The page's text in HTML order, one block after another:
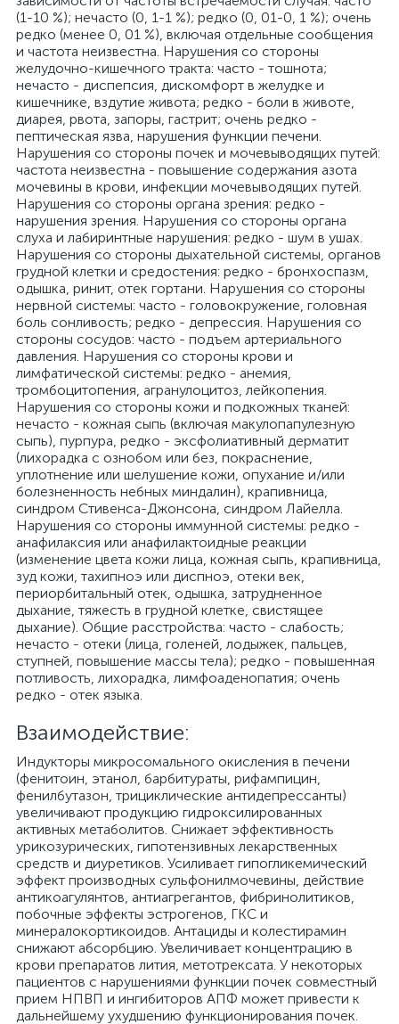
(1-10 %); нечасто (0, 1-1 %); редко (0, 01-0, 1 %); очень
редко (менее 0, 01 %), включая отдельные сообщения
и частота неизвестна. Нарушения со стороны
желудочно-кишечного тракта: часто - тошнота;
нечасто - диспепсия, дискомфорт в желудке и
кишечнике, вздутие живота; редко - боли в животе,
диарея, рвота, запоры, гастрит; очень редко -
пептическая язва, нарушения функции печени.
Нарушения со стороны почек и мочевыводящих путей:
частота неизвестна - повышение содержания азота
мочевины в крови, инфекции мочевыводящих путей.
Нарушения со стороны органа зрения: редко -
нарушения зрения. Нарушения со стороны органа
слуха и лабиринтные нарушения: редко - шум в ушах.
Нарушения со стороны дыхательной системы, органов
грудной клетки и средостения: редко - бронхоспазм,
одышка, ринит, отек гортани. Нарушения со стороны
нервной системы: часто - головокружение, головная
боль сонливость; редко - депрессия. Нарушения со
стороны сосудов: часто - подъем артериального
давления. Нарушения со стороны крови и
лимфатической системы: редко - анемия,
тромбоцитопения, агранулоцитоз, лейкопения.
Нарушения со стороны кожи и подкожных тканей:
нечасто - кожная сыпь (включая макулопапулезную
сыпь), пурпура, редко - эксфолиативный дерматит
(лихорадка с ознобом или без, покраснение,
уплотнение или шелушение кожи, опухание и/или
болезненность небных миндалин), крапивница,
синдром Стивенса-Джонсона, синдром Лайелла.
Нарушения со стороны иммунной системы: редко -
анафилаксия или анафилактоидные реакции
(изменение цвета кожи лица, кожная сыпь, крапивница,
зуд кожи, тахипноэ или диспноэ, отеки век,
периорбитальный отек, одышка, затрудненное
дыхание, тяжесть в грудной клетке, свистящее
дыхание). Общие расстройства: часто - слабость;
нечасто - отеки (лица, голеней, лодыжек, пальцев,
ступней, повышение массы тела); редко - повышенная
потливость, лихорадка, лимфоаденопатия; очень
редко - отек языка.
Взаимодействие:
Индукторы микросомального окисления в печени
(фенитоин, этанол, барбитураты, рифампицин,
фенилбутазон, трициклические антидепрессанты)
увеличивают продукцию гидроксилированных
активных метаболитов. Снижает эффективность
урикозурических, гипотензивных лекарственных
средств и диуретиков. Усиливает гипогликемический
эффект производных сульфонилмочевины, действие
антикоагулянтов, антиагрегантов, фибринолитиков,
побочные эффекты эстрогенов, ГКС и
минералокортикоидов. Антациды и колестирамин
снижают абсорбцию. Увеличивает концентрацию в
крови препаратов лития, метотрексата. У некоторых
пациентов с нарушениями функции почек совместный
прием НПВП и ингибиторов АПФ может привести к
дальнейшему ухудшению функционирования почек.